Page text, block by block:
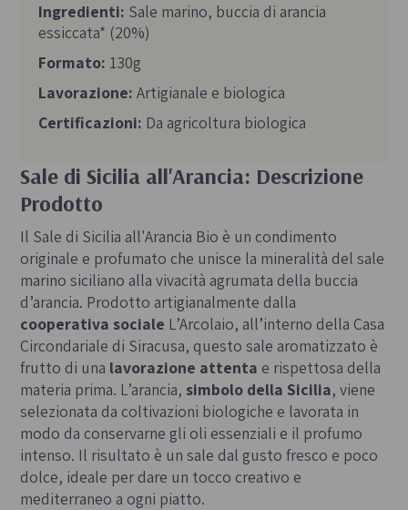
Sale di Sicilia all'Arancia: Descrizione
Prodotto
Il Sale di Sicilia all'Arancia Bio è un condimento
originale e profumato che unisce la mineralità del sale
marino siciliano alla vivacità agrumata della buccia
d’arancia. Prodotto artigianalmente dalla
cooperativa sociale L’Arcolaio, all’interno della Casa
Circondariale di Siracusa, questo sale aromatizzato è
frutto di una lavorazione attenta e rispettosa della
materia prima. L’arancia, simbolo della Sicilia, viene
selezionata da coltivazioni biologiche e lavorata in
modo da conservarne gli oli essenziali e il profumo
intenso. Il risultato è un sale dal gusto fresco e poco
dolce, ideale per dare un tocco creativo e
mediterraneo a ogni piatto.
Ingredienti: Sale marino, buccia di arancia
essiccata* (20%)
Formato: 130g
Lavorazione: Artigianale e biologica
Certificazioni: Da agricoltura biologica